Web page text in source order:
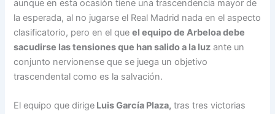
aunque en esta ocasión tiene una trascendencia mayor de
la esperada, al no jugarse el Real Madrid nada en el aspecto
clasificatorio, pero en el queel equipo de Arbeloa debe
sacudirse las tensiones que han salido a la luz ante un
conjunto nervionense que se juega un objetivo
trascendental como es la salvación.
El equipo que dirige Luis García Plaza, tras tres victorias